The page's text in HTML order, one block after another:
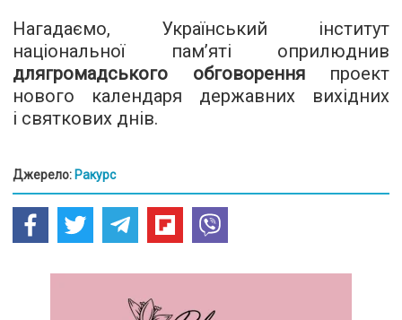
Нагадаємо, Український інститут
національної пам’яті оприлюднив
длягромадського обговоренняпроект
нового календаря державних вихідних
і святкових днів.
Джерело: Ракурс